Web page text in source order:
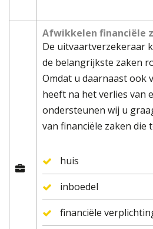
Afwikkelen financiële
De uitvaartverzekeraar
de belangrijkste zaken
Omdat u daarnaast ook
heeft na het verlies van
ondersteunen wij u
van financiële zaken die
huis
inboedel
financiële